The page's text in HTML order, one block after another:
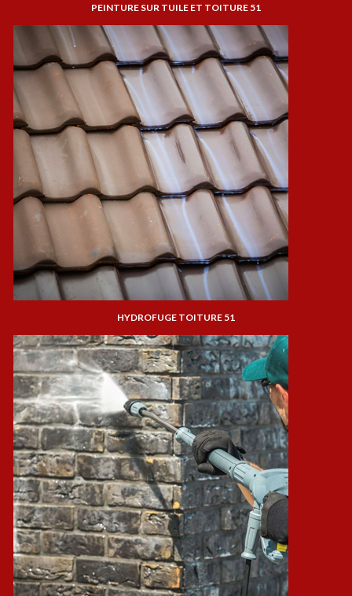
PEINTURE SUR TUILE ET TOITURE 51
HYDROFUGE TOITURE 51